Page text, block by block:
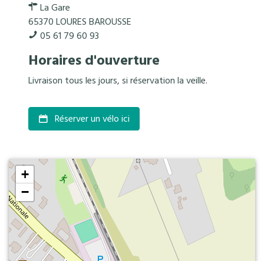
La Gare
65370 LOURES BAROUSSE
05 61 79 60 93
Horaires d'ouverture
Livraison tous les jours, si réservation la veille.
Réserver un vélo ici
+
−